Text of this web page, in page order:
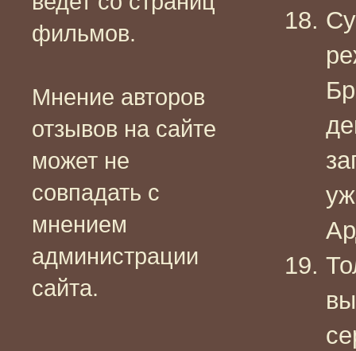
фильмов.
Мнение авторов
отзывов на сайте
может не
совпадать с
мнением
администрации
сайта.